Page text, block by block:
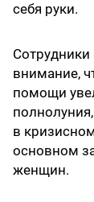
себя руки.
Сотрудники
внимание,
помощи
в
основном
женщин.